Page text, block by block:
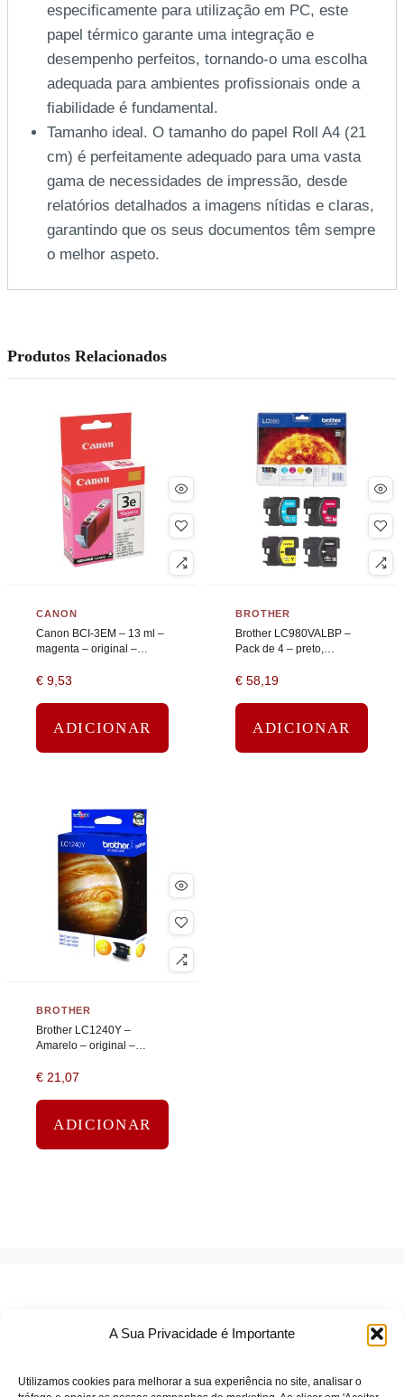
A Sua Privacidade é Importante
Utilizamos cookies para melhorar a sua experiência no site, analisar o
especificamente para utilização em PC, este
papel térmico garante uma integração e
desempenho perfeitos, tornando-o uma escolha
adequada para ambientes profissionais onde a
fiabilidade é fundamental.
Tamanho ideal. O tamanho do papel Roll A4 (21
cm) é perfeitamente adequado para uma vasta
gama de necessidades de impressão, desde
relatórios detalhados a imagens nítidas e claras,
garantindo que os seus documentos têm sempre
o melhor aspeto.
Produtos Relacionados
CANON
Canon BCI-3EM – 13 ml –
magenta – original –
€ 9,53
ADICIONAR
BROTHER
Brother LC980VALBP –
Pack de 4 – preto,
magenta – original –
€ 58,19
ADICIONAR
BROTHER
Brother LC1240Y –
Amarelo – original –
€ 21,07
ADICIONAR